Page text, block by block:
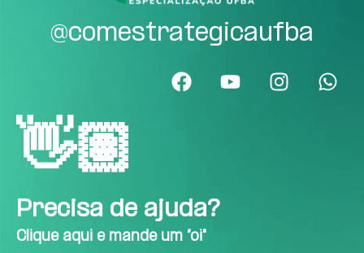
@comestrategicaufba
👋🏽
Precisa de ajuda?
Clique aqui e mande um “oi"